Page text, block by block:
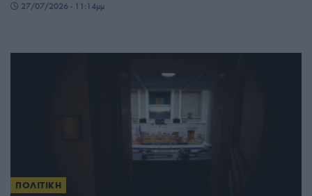
27/07/2026 - 11:14μμ
ΠΟΛΙΤΙΚΗ